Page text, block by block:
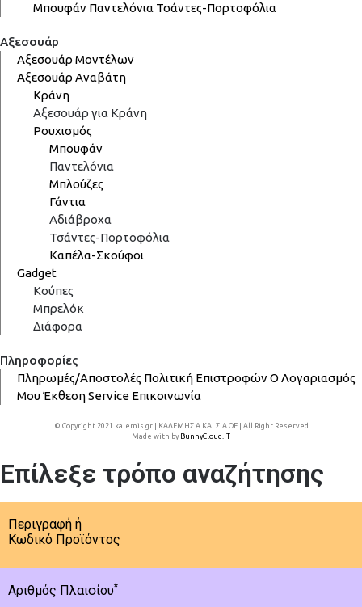
Μπουφάν Παντελόνια Τσάντες-Πορτοφόλια
Αξεσουάρ
Αξεσουάρ Μοντέλων
Αξεσουάρ Αναβάτη
Κράνη
Αξεσουάρ για Κράνη
Ρουχισμός
Μπουφάν
Παντελόνια
Μπλούζες
Γάντια
Αδιάβροχα
Τσάντες-Πορτοφόλια
Καπέλα-Σκούφοι
Gadget
Κούπες
Μπρελόκ
Διάφορα
Πληροφορίες
Πληρωμές/Αποστολές Πολιτική ΕπιστροφώνΟ Λογαριασμός
ΜουΈκθεσηService Επικοινωνία
© Copyright 2021 kalemis.gr | ΚΑΛΕΜΗΣ Α ΚΑΙ ΣΙΑ ΟΕ | All Right Reserved
Made with by BunnyCloud.IT
Επίλεξε τρόπο αναζήτησης
Περιγραφή ή
Κωδικό Προϊόντος
Αριθμός Πλαισίου*